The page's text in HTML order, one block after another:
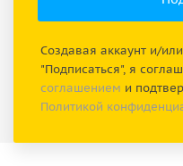
Создавая аккаунт и/
"Подписаться", я
соглашением и
Политикой